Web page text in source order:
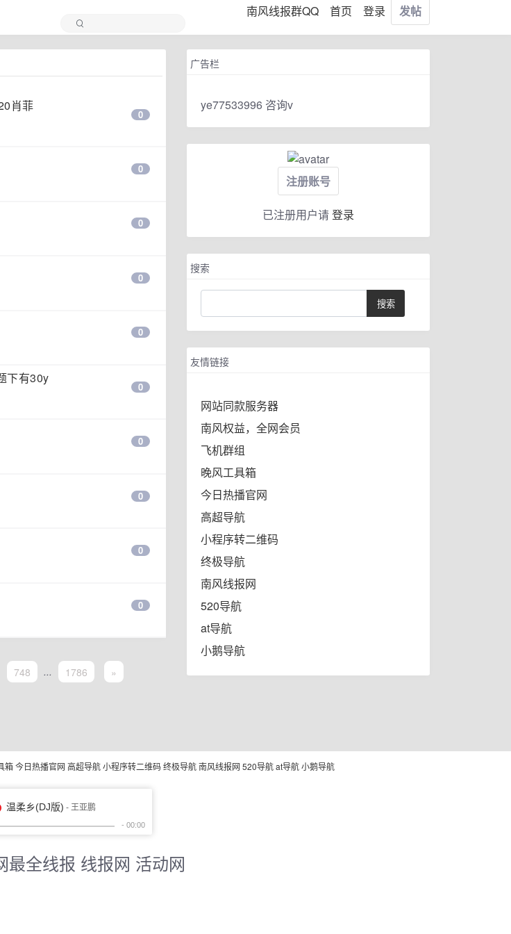
南风线报群QQ 首页 登录 发帖
肖菲
0
0
0
0
0
下有30y
0
0
0
0
0
748 ... 1786 »
广告栏
ye77533996 咨询v
注册账号
已注册用户请登录
搜索
友情链接
网站同款服务器
南风权益，全网会员
飞机群组
晚风工具箱
今日热播官网
高超导航
小程序转二维码
终极导航
南风线报网
520导航
at导航
小鹅导航
箱 今日热播官网 高超导航 小程序转二维码 终极导航 南风线报网 520导航 at导航 小鹅导航
最全线报 线报网 活动网